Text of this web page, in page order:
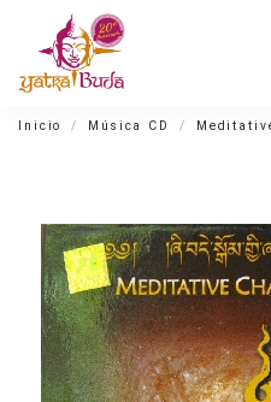
Inicio Música CD